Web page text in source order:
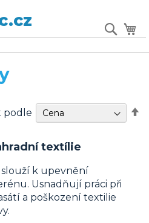
textílie
slouží k upevnění
Usnadňují práci při
a poškození textilie
podle